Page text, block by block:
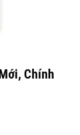
Chính